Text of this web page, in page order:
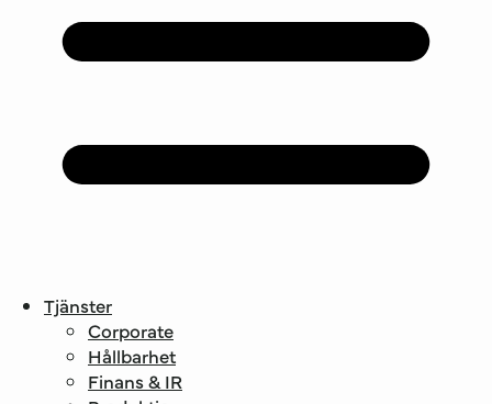
Tjänster
Corporate
Hållbarhet
Finans & IR